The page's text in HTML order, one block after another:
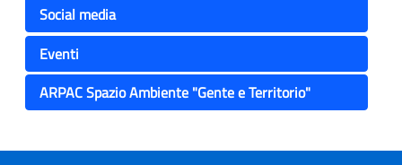
Social media
Eventi
ARPAC Spazio Ambiente "Gente e Territorio"